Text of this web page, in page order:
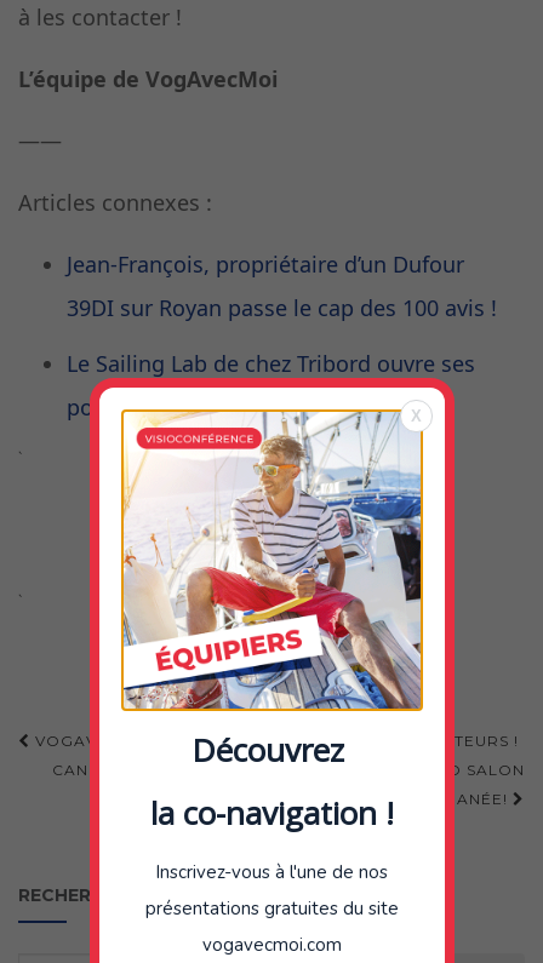
à les contacter !
L’équipe de VogAvecMoi
——
Articles connexes :
Jean-François, propriétaire d’un Dufour
39DI sur Royan passe le cap des 100 avis !
Le Sailing Lab de chez Tribord ouvre ses
portes à La Rochelle !
`
`
Navigation
d'article
VOGAVECMOI PASSE LE CAP DES 80.000 UTILISATEURS !
CANNES YACHTING FESTIVAL 2021 : PLUS GRAND SALON
NAUTIQUE À FLOTS DE MÉDITERRANÉE!
RECHERCHER
X
Découvrez
la co-navigation !
Inscrivez-vous à l'une de nos
présentations gratuites du site
vogavecmoi.com